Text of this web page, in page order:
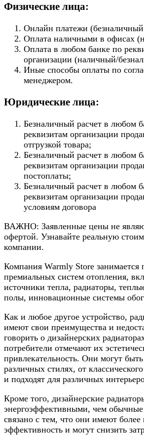
Физические лица:
Онлайн платежи (безналичный
Оплата наличными в офисах
Оплата в любом банке по
организации (наличный/
Иные способы оплаты по
менеджером.
Юридические лица:
Безналичный расчет в любом
реквизитам организации
отгрузкой товара;
Безналичный расчет в любом
реквизитам организации
постоплаты;
Безналичный расчет в любом
реквизитам организации
условиям договора
ВАЖНО: Заявленные цены не
офертой. Узнавайте реальную
компании.
Компания Warmly Store занимается
премиальных систем отопления,
источники тепла, радиаторы,
полы, инновационные системы
Как и любое другое устройство,
имеют свои преимущества и
говорить о дизайнерских
потребители отмечают их
привлекательность. Они могут
различных стилях, от
и подходят для различных
Кроме того, дизайнерские
энергоэффективными, чем
связано с тем, что они имеют
эффективность и могут снизить